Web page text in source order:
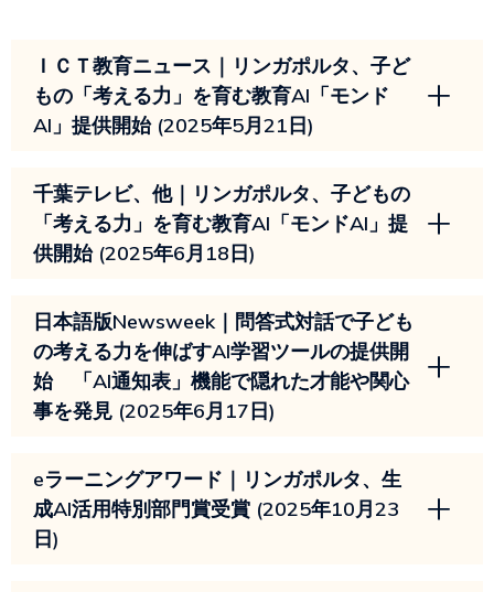
ＩＣＴ教育ニュース｜リンガポルタ、⼦ど
もの「考える⼒」を育む教育AI「モンド
AI」提供開始 (2025年5月21日)
千葉テレビ、他｜リンガポルタ、⼦どもの
「考える⼒」を育む教育AI「モンドAI」提
供開始 (2025年6月18日)
日本語版Newsweek｜問答式対話で子ども
の考える力を伸ばすAI学習ツールの提供開
始 「AI通知表」機能で隠れた才能や関心
事を発見 (2025年6月17日)
eラーニングアワード｜リンガポルタ、生
成AI活用特別部門賞受賞 (2025年10月23
日)